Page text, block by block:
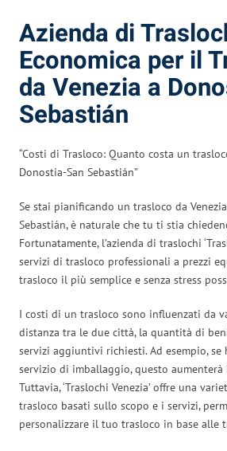
Azienda di
Economica per il
da Venezia a
Sebastián
“Costi di Trasloco: Quanto costa un
Donostia-San Sebastián”
Se stai pianificando un trasloco da
Sebastián, è naturale che tu ti stia
Fortunatamente, l’azienda di traslochi
servizi di trasloco professionali a prezzi
trasloco il più semplice e senza stress
I costi di un trasloco sono influenzati da
distanza tra le due città, la quantità di
servizi aggiuntivi richiesti. Ad esempio,
servizio di imballaggio, questo
Tuttavia, ‘Traslochi Venezia’ offre una
trasloco basati sullo scopo e i servizi,
personalizzare il tuo trasloco in base alle